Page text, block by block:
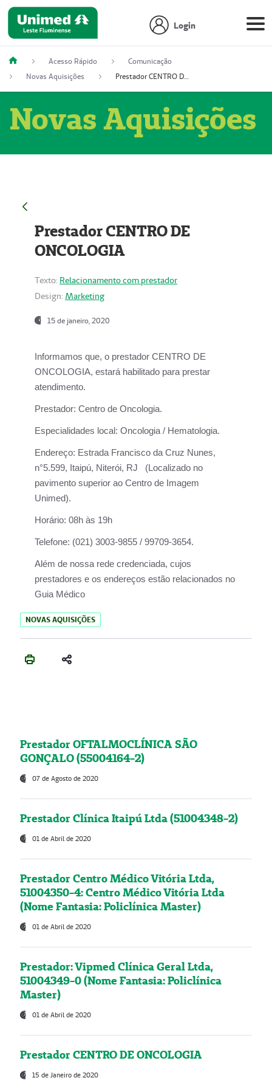
Login
Acesso Rápido
Comunicação
Novas Aquisições
Prestador CENTRO DE ONCOLOGIA
Novas Aquisições
Prestador CENTRO DE
ONCOLOGIA
Texto: Relacionamento com prestador
Design: Marketing
15 de janeiro, 2020
Informamos que, o prestador CENTRO DE
ONCOLOGIA, estará habilitado para prestar
atendimento.
Prestador: Centro de Oncologia.
Especialidades local: Oncologia / Hematologia.
Endereço: Estrada Francisco da Cruz Nunes,
n°5.599, Itaipú, Niterói, RJ (Localizado no
pavimento superior ao Centro de Imagem
Unimed).
Horário: 08h às 19h
Telefone: (021) 3003-9855 / 99709-3654.
Além de nossa rede credenciada, cujos
prestadores e os endereços estão relacionados no
Guia Médico
NOVAS AQUISIÇÕES
Prestador OFTALMOCLÍNICA SÃO
GONÇALO (55004164-2)
07 de Agosto de 2020
Prestador Clínica Itaipú Ltda (51004348-2)
01 de Abril de 2020
Prestador Centro Médico Vitória Ltda,
51004350-4: Centro Médico Vitória Ltda
(Nome Fantasia: Policlínica Master)
01 de Abril de 2020
Prestador: Vipmed Clínica Geral Ltda,
51004349-0 (Nome Fantasia: Policlínica
Master)
01 de Abril de 2020
Prestador CENTRO DE ONCOLOGIA
15 de Janeiro de 2020